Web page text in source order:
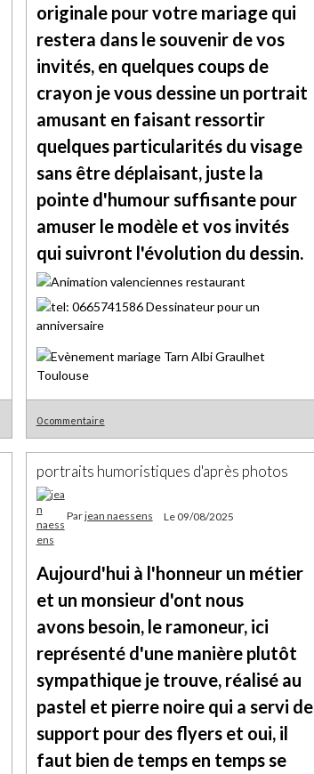
originale pour votre mariage qui
restera dans le souvenir de vos
invités, en quelques coups de
crayon je vous dessine un portrait
amusant en faisant ressortir
quelques particularités du visage
sans être déplaisant, juste la
pointe d'humour suffisante pour
amuser le modèle et vos invités
qui suivront l'évolution du dessin.
0 commentaire
portraits humoristiques d'après photos
Parjean naessens Le 09/08/2025
Aujourd'hui à l'honneur un métier
et un monsieur d'ont nous
avons besoin, le ramoneur, ici
représenté d'une manière plutôt
sympathique je trouve, réalisé au
pastel et pierre noire qui a servi de
support pour des flyers et oui, il
faut bien de temps en temps se